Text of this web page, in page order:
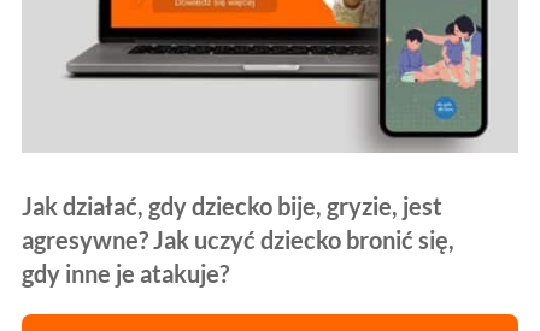
Jak działać, gdy dziecko bije, gryzie, jest
agresywne? Jak uczyć dziecko bronić się,
gdy inne je atakuje?